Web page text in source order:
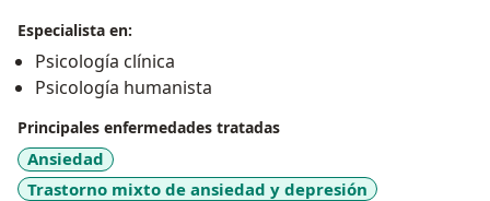
Te garantizo que si te decides a dar el primer paso y te
contactas conmigo, la satisfacción de haber iniciado tu
proceso será de un 100% .
Nuestras consultas pueden ser virtuales o
presenciales y brindo terapia BREVE individuales o de
pareja
Especialista en:
Psicología clínica
Psicología humanista
Principales enfermedades tratadas
Ansiedad
Trastorno mixto de ansiedad y depresión